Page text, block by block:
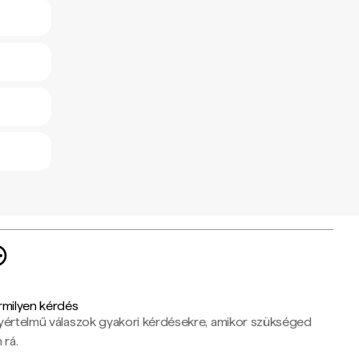
kérdés
válaszok gyakori kérdésekre, amikor szükséged
rá.